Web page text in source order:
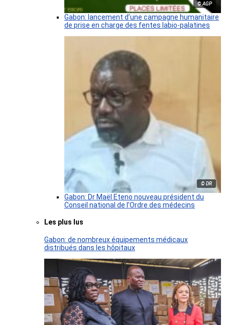
© AGP
Gabon: lancement d’une campagne humanitaire
de prise en charge des fentes labio-palatines
© DR
Gabon: Dr Maël Eteno nouveau président du
Conseil national de l’Ordre des médecins
Les plus lus
Gabon: de nombreux équipements médicaux
distribués dans les hôpitaux